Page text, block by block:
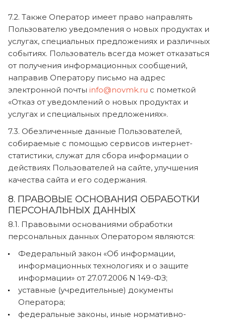
7.2. Также Оператор имеет право направлять
Пользователю уведомления о новых продуктах и
услугах, специальных предложениях и различных
событиях. Пользователь всегда может отказаться
от получения информационных сообщений,
направив Оператору письмо на адрес
электронной почты info@novmk.ru с пометкой
«Отказ от уведомлений о новых продуктах и
услугах и специальных предложениях».
7.3. Обезличенные данные Пользователей,
собираемые с помощью сервисов интернет-
статистики, служат для сбора информации о
действиях Пользователей на сайте, улучшения
качества сайта и его содержания.
8. ПРАВОВЫЕ ОСНОВАНИЯ ОБРАБОТКИ
ПЕРСОНАЛЬНЫХ ДАННЫХ
8.1. Правовыми основаниями обработки
персональных данных Оператором являются:
Федеральный закон «Об информации,
информационных технологиях и о защите
информации» от 27.07.2006 N 149-ФЗ;
уставные (учредительные) документы
Оператора;
федеральные законы, иные нормативно-